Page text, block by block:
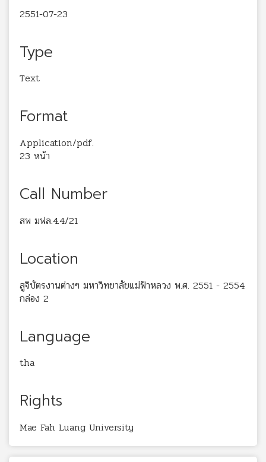
2551-07-23
Type
Text
Format
Application/pdf.
23 หน้า
Call Number
สพ มฟล.4.4/21
Location
สูจิบัตรงานต่างๆ มหาวิทยาลัยแม่ฟ้าหลวง พ.ศ. 2551 - 2554
กล่อง 2
Language
tha
Rights
Mae Fah Luang University